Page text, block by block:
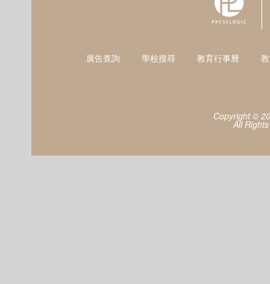
廣告查詢 學校搜尋 教育行事曆
Copyright ©
All